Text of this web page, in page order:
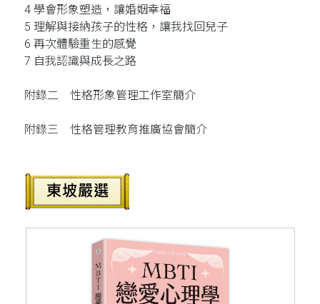
4 學會形象塑造，讓婚姻幸福
5 理解與接納孩子的性格，讓我找回兒子
6 再次體驗重生的感覺
7 自我認識與成長之路
附錄二 性格形象管理工作室簡介
附錄三 性格管理教育推廣協會簡介